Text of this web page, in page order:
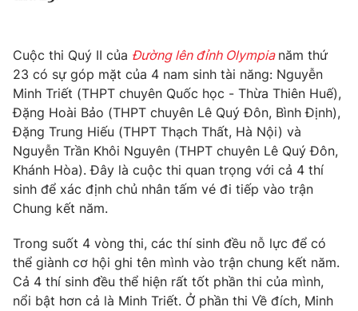
Phim VTV
Hậu trường
Nhân vật
Khán giả
Giải sao mai
Giải trí
Điện ảnh
Âm nhạc
Sao
Đời sống
Du lịch
Làm đẹp
Chất lượng cuộc sống
Giáo dục
Tuyển sinh
Học trực tuyến
Công nghệ
Hitech Công nghệ tương lai
Sản phẩm
Thị trường
Giao lưu trực tuyến
Lịch phát sóng
Cuộc thi Quý II của Đường lên đỉnh Olympia năm thứ
23 có sự góp mặt của 4 nam sinh tài năng: Nguyễn
Minh Triết (THPT chuyên Quốc học - Thừa Thiên Huế),
Đặng Hoài Bảo (THPT chuyên Lê Quý Đôn, Bình Định),
Đặng Trung Hiếu (THPT Thạch Thất, Hà Nội) và
Nguyễn Trần Khôi Nguyên (THPT chuyên Lê Quý Đôn,
Khánh Hòa). Đây là cuộc thi quan trọng với cả 4 thí
sinh để xác định chủ nhân tấm vé đi tiếp vào trận
Chung kết năm.
Trong suốt 4 vòng thi, các thí sinh đều nỗ lực để có
thể giành cơ hội ghi tên mình vào trận chung kết năm.
Cả 4 thí sinh đều thể hiện rất tốt phần thi của mình,
nổi bật hơn cả là Minh Triết. Ở phần thi Về đích, Minh